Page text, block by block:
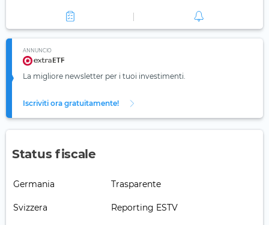
ANNUNCIO
La migliore newsletter per i tuoi investimenti.
Iscriviti ora gratuitamente!
Status fiscale
Germania Trasparente
Svizzera Reporting ESTV